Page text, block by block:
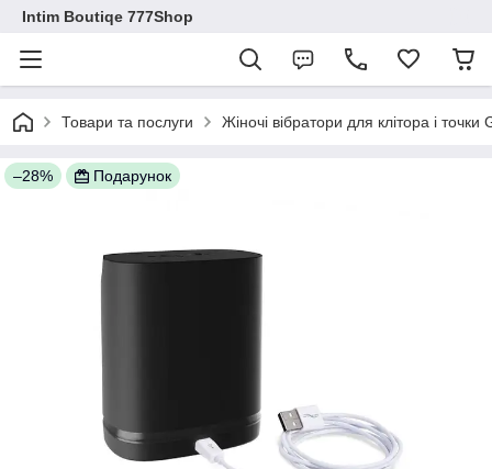
Intim Boutiqe 777Shop
Товари та послуги Жіночі вібратори для клітора і
–28% Подарунок